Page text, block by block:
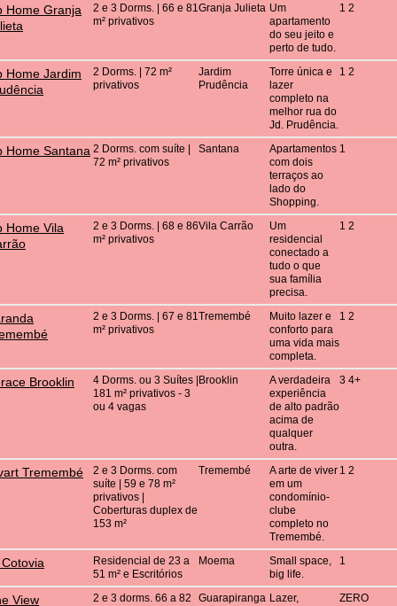
Home Granja
2 e 3 Dorms. | 66 e 81
m² privativos
Granja Julieta Um
apartamento
do seu jeito e
perto de tudo.
1 2
Home Jardim
2 Dorms. | 72 m²
privativos
Jardim
Prudência
Torre única e
lazer
completo na
melhor rua do
Jd. Prudência.
1 2
Home Santana 2 Dorms. com suíte |
72 m² privativos
Santana
Apartamentos
com dois
terraços ao
lado do
Shopping.
1
Home Vila
2 e 3 Dorms. | 68 e 86
m² privativos
Vila Carrão
Um
residencial
conectado a
tudo o que
sua família
precisa.
1 2
2 e 3 Dorms. | 67 e 81
m² privativos
Tremembé
Muito lazer e
conforto para
uma vida mais
completa.
1 2
Brooklin
4 Dorms. ou 3 Suítes |
181 m² privativos - 3
ou 4 vagas
Brooklin
A verdadeira
experiência
de alto padrão
acima de
qualquer
outra.
3 4+
Tremembé
2 e 3 Dorms. com
suíte | 59 e 78 m²
privativos |
Coberturas duplex de
153 m²
Tremembé
A arte de viver
em um
condomínio-
clube
completo no
Tremembé.
1 2
Residencial de 23 a
51 m² e Escritórios
Moema
Small space,
big life.
1
View
2 e 3 dorms. 66 a 82
Guarapiranga Lazer,
ZERO